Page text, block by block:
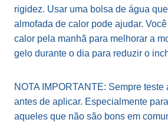
rigidez. Usar uma bolsa de água
almofada de calor pode ajudar.
calor pela manhã para melhorar a
gelo durante o dia para reduzir o
NOTA IMPORTANTE: Sempre teste
antes de aplicar. Especialmente
aqueles que não são bons em